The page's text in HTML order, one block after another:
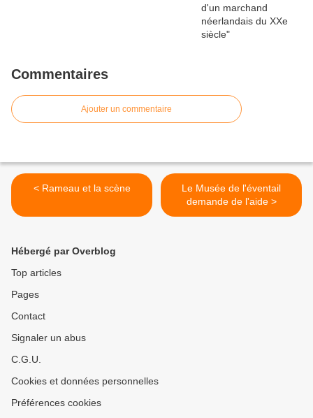
Commentaires
Ajouter un commentaire
< Rameau et la scène
Le Musée de l'éventail
demande de l'aide >
Hébergé par Overblog
Top articles
Pages
Contact
Signaler un abus
C.G.U.
Cookies et données personnelles
Préférences cookies